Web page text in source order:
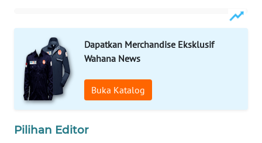
Dapatkan Merchandise Eksklusif
Wahana News
Buka Katalog
Pilihan Editor
WAHANANEWS
CO ID
WAHANANEWS
NET
WAHANA